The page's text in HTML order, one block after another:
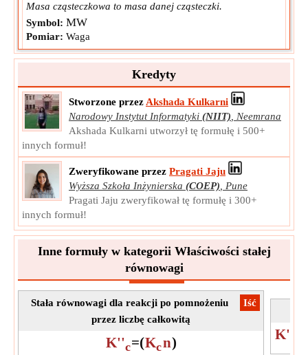
Masa cząsteczkowa to masa danej cząsteczki.
Symbol: MW
Pomiar: Waga
Jednostka:g
Wartość może być dodatnia lub ujemna.
Kredyty
Stworzone przez Akshada Kulkarni
Narodowy Instytut Informatyki (NIIT)
Neemrana
Akshada Kulkarni utworzył tę formułę i 500+
innych formuł!
Zweryfikowane przez Pragati Jaju
Wyższa Szkoła Inżynierska (COEP)
Pune
Pragati Jaju zweryfikował tę formułę i 300+
innych formuł!
Inne formuły w kategorii Właściwości stałej
równowagi
​Iść
Stała równowagi dla reakcji po pomnożeniu
przez liczbę całkowitą
K''c=(Kcn) K'